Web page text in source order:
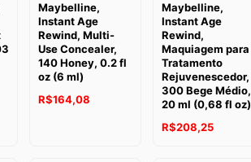
Maybelline,
Instant Age
Rewind, Multi-
Use Concealer,
140 Honey, 0.2 fl
oz (6 ml)
R$164,08
Maybelline,
Instant Age
Rewind,
Maquiagem para
Tratamento
Rejuvenescedor,
300 Bege Médio,
20 ml (0,68 fl oz)
R$208,25